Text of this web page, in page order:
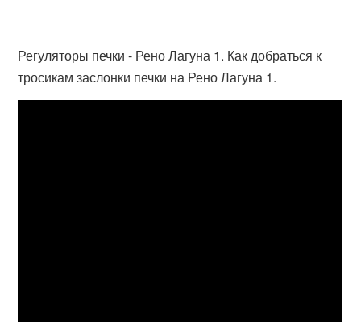
Регуляторы печки - Рено Лагуна 1. Как добраться к
тросикам заслонки печки на Рено Лагуна 1.